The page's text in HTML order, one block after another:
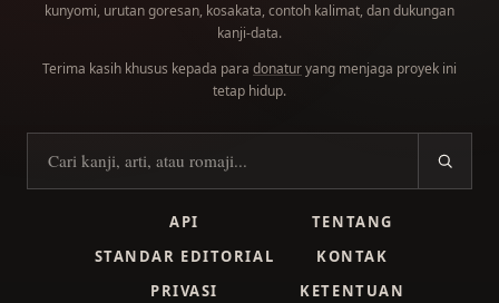
kunyomi, urutan goresan, kosakata, contoh kalimat, dan dukungan
kanji-data.
Terima kasih khusus kepada para donaturyang menjaga proyek ini
tetap hidup.
Cari kanji
API
TENTANG
STANDAR EDITORIAL
KONTAK
PRIVASI
KETENTUAN